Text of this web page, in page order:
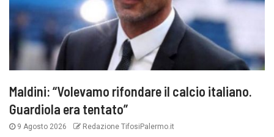
Maldini: “Volevamo rifondare il calcio italiano.
Guardiola era tentato”
9 Agosto 2026 Redazione TifosiPalermo.it